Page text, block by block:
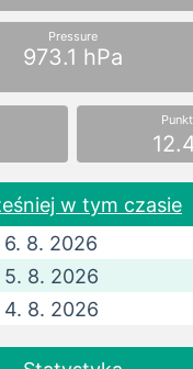
Pressure
973.1 hPa
w tym czasie
6. 8. 2026
5. 8. 2026
4. 8. 2026